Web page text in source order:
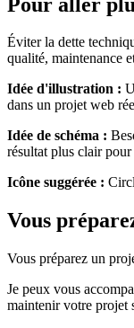
Éviter la dette
qualité, maintenance
Idée d'illustration :
dans un projet web
Idée de schéma :
résultat plus clair
Icône suggérée :
Vous
Vous préparez un
Je peux vous
maintenir votre projet